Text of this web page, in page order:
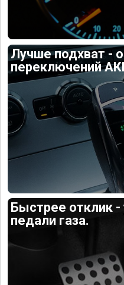
Лучше подхват -
переключений
Быстрее отклик -
педали газа.